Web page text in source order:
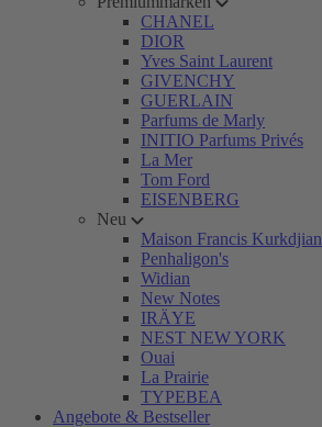
CHANEL
DIOR
Yves Saint Laurent
GIVENCHY
GUERLAIN
Parfums de Marly
INITIO Parfums Privés
La Mer
Tom Ford
EISENBERG
Neu
Maison Francis Kurkdjian
Penhaligon's
Widian
New Notes
IRÄYE
NEST NEW YORK
Ouai
La Prairie
TYPEBEA
Angebote & Bestseller